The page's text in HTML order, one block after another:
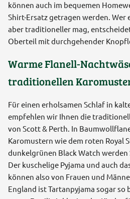
können auch im bequemen
Shirt-Ersatz getragen werden. Wer
aber traditioneller mag,
Oberteil mit durchgehender
Warme Flanell-
traditionellen
Für einen erholsamen Schlaf in
empfehlen wir Ihnen die
von Scott & Perth. In
Karomustern wie dem roten Royal
dunkelgrünen Black Watch
Der kuschelige Pyjama und auch
können also von Frauen und
England ist Tartanpyjama sogar so